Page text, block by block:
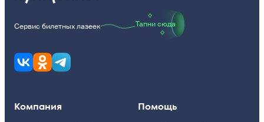
Сервис билетных лазеек Тапни сюда
Компания Помощь